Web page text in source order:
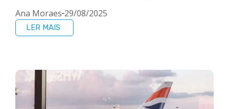
Ana Moraes 29/08/2025
LER MAIS